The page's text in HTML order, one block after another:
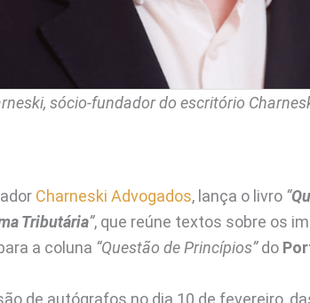
sócio-fundador do escritório
Charneski Advogados, lança o livro “
Tributária”, que reúne textos sobre os
a coluna “Questão de Princípios”do
de autógrafos no dia 10 de fevereiro,